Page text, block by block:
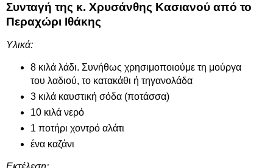
Συνταγή της κ. Χρυσάνθης Κασιανού από το
Περαχώρι Ιθάκης
Υλικά:
8 κιλά λάδι. Συνήθως χρησιμοποιούμε τη μούργα
του λαδιού, το κατακάθι ή τηγανολάδα
3 κιλά καυστική σόδα (ποτάσσα)
10 κιλά νερό
1 ποτήρι χοντρό αλάτι
ένα καζάνι